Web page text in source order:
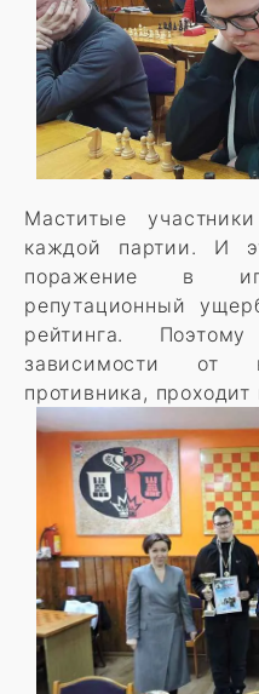
Маститые
каждой партии. И
поражение в
репутационный
рейтинга.
зависимости от
противника,